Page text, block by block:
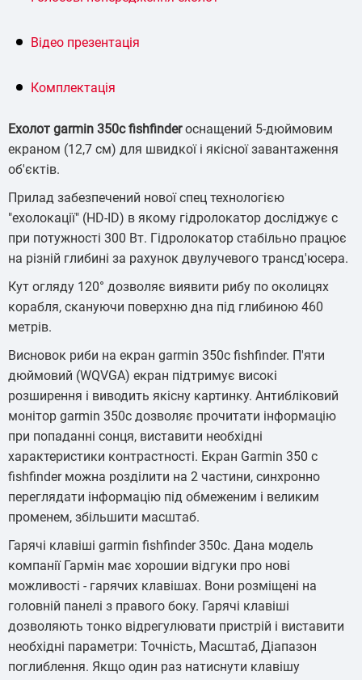
Відео презентація
Комплектація
Ехолот garmin 350c fishfinderоснащений 5-дюймовим
екраном (12,7 см) для швидкої і якісної завантаження
об'єктів.
Прилад забезпечений нової спец технологією
"ехолокації" (HD-ID) в якому гідролокатор досліджує с
при потужності 300 Вт. Гідролокатор стабільно працює
на різній глибині за рахунок двулучевого трансд'юсера.
Кут огляду 120° дозволяє виявити рибу по околицях
корабля, скануючи поверхню дна під глибиною 460
метрів.
Висновок риби на екран garmin 350c fishfinder. П'яти
дюймовий (WQVGA) екран підтримує високі
розширення і виводить якісну картинку. Антибліковий
монітор garmin 350c дозволяє прочитати інформацію
при попаданні сонця, виставити необхідні
характеристики контрастності. Екран Garmin 350 c
fishfinder можна розділити на 2 частини, синхронно
переглядати інформацію під обмеженим і великим
променем, збільшити масштаб.
Гарячі клавіші garmin fishfinder 350c. Дана модель
компанії Гармін має хорошии відгуки про нові
можливості - гарячих клавішах. Вони розміщені на
головній панелі з правого боку. Гарячі клавіші
дозволяють тонко відрегулювати пристрій і виставити
необхідні параметри: Точність, Масштаб, Діапазон
поглиблення. Якщо один раз натиснути клавішу